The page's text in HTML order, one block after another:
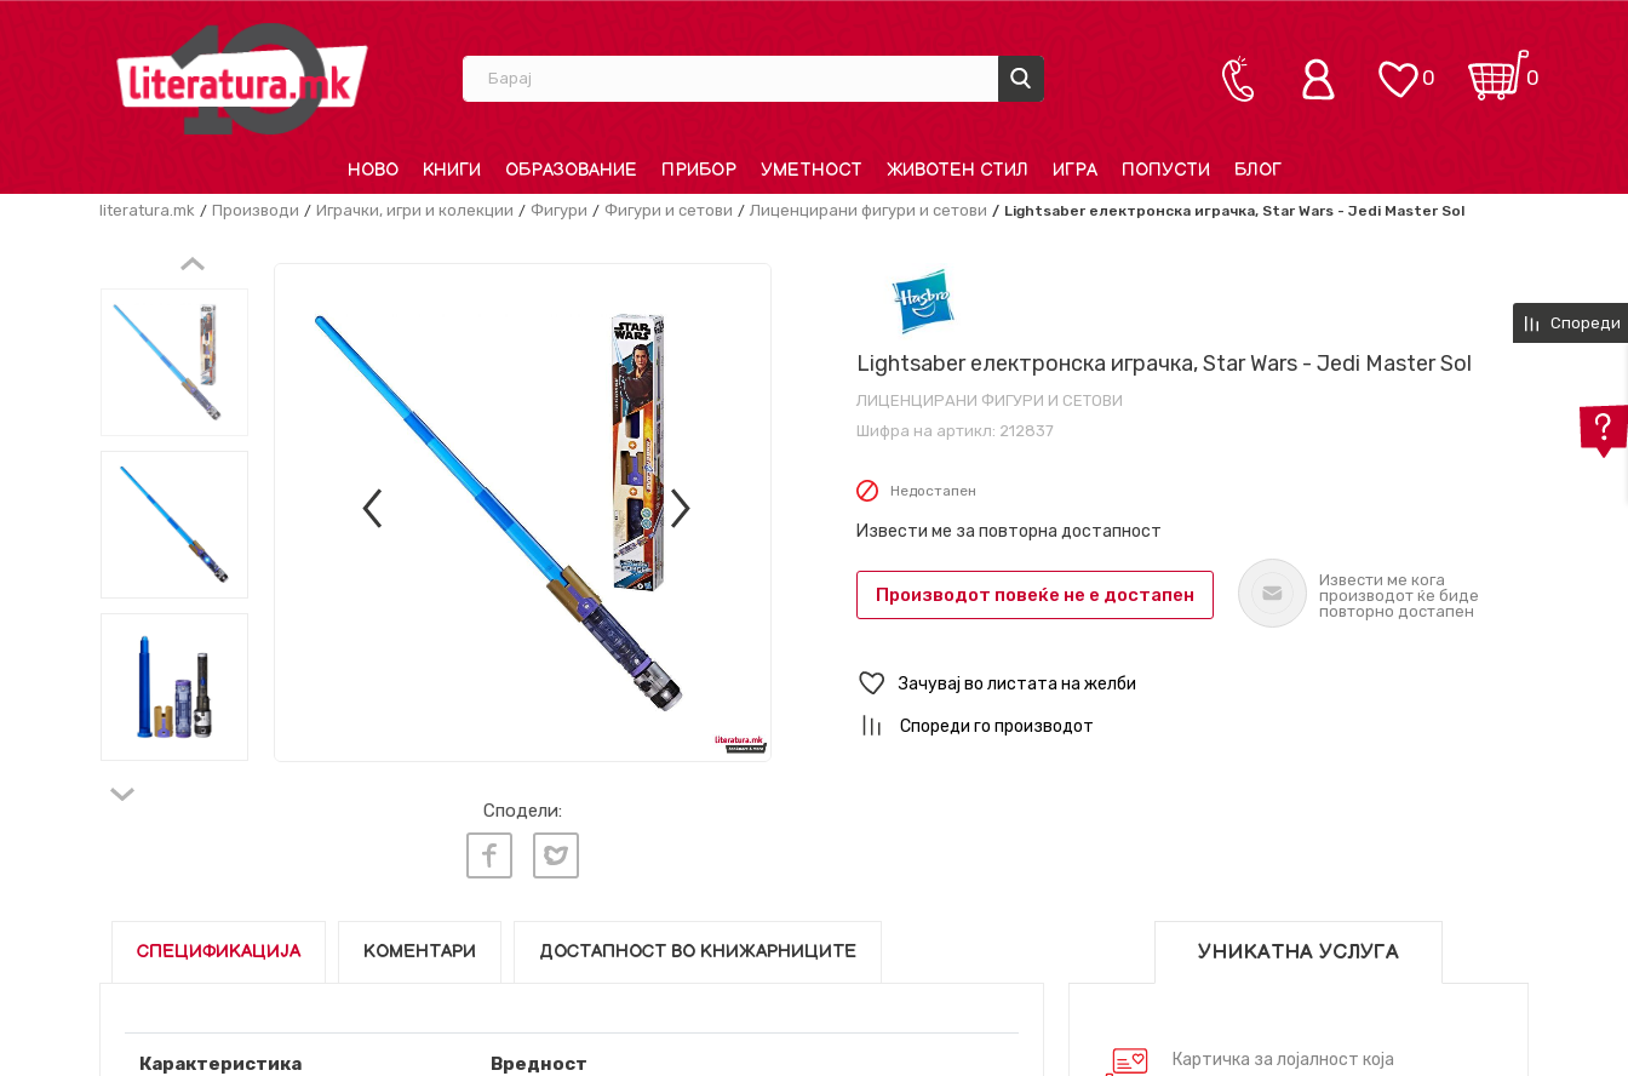
Барај 0
0
НОВО КНИГИ ОБРАЗОВАНИЕ ПРИБОР УМЕТНОСТ ЖИВОТЕН СТИЛ ИГРА ПОПУСТИ БЛОГ
literatura.mk Производи Играчки, игри и колекции Фигури Фигури и сетови Лиценцирани фигури и сетови Lightsaber електронска играчка, Star Wars - Jedi Master Sol
Сподели:
Lightsaber електронска играчка, Star Wars - Jedi Master Sol
ЛИЦЕНЦИРАНИ ФИГУРИ И СЕТОВИ
Шифра на артикл: 212837
Недостапен
Извести ме за повторна достапност
Производот повеќе не е достапен
Извести ме кога
производот ќе биде
повторно достапен
Зачувај во листата на желби
Спореди го производот
СПЕЦИФИКАЦИЈА КОМЕНТАРИ ДОСТАПНОСТ ВО КНИЖАРНИЦИТЕ
Карактеристика Вредност
УНИКАТНА УСЛУГА
Картичка за лојалност која
Спореди